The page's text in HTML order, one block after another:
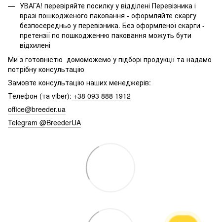
УВАГА! перевіряйте посилку у відділені Перевізника і
вразі пошкодженого паковання - оформляйте скаргу
безпосередньо у перевізника. Без оформленої скарги -
претензії по пошкодженню паковання можуть бути
відхилені
Ми з готовністю домоможемо у підборі продукції та надамо
потрібну консультацію
Замовте консультацію наших менеджерів:
Телефон (та viber): +38 093 888 1912
office@breeder.ua
Telegram @BreederUA